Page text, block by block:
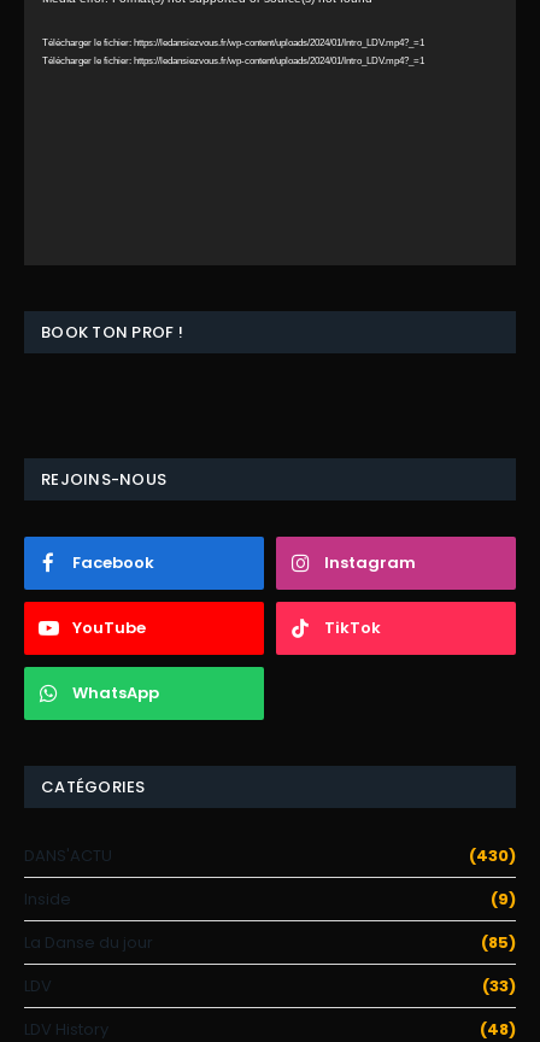
Télécharger le fichier: https://ledansiezvous.fr/wp-content/uploads/2024/01/Intro_LDV.mp4?_=1
Télécharger le fichier: https://ledansiezvous.fr/wp-content/uploads/2024/01/Intro_LDV.mp4?_=1
BOOK TON PROF !
REJOINS-NOUS
Facebook Instagram
YouTube TikTok
WhatsApp
CATÉGORIES
DANS'ACTU
(430)
Inside
(9)
La Danse du jour
(85)
LDV
(33)
LDV History
(48)